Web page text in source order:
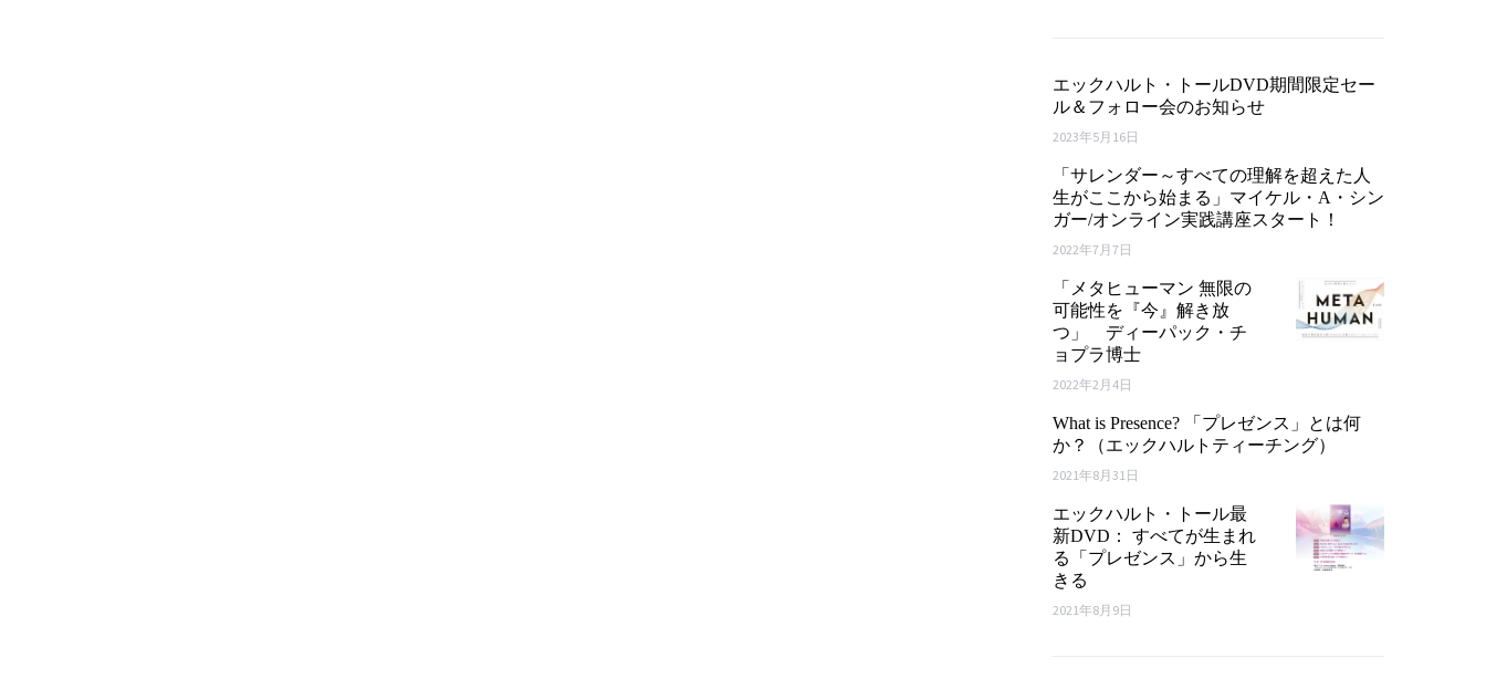
エックハルト・トールDVD期間限定セー
ル＆フォロー会のお知らせ
2023年5月16日
「サレンダー～すべての理解を超えた人
生がここから始まる」マイケル・A・シン
ガー/オンライン実践講座スタート！
2022年7月7日
「メタヒューマン 無限の
可能性を『今』解き放
つ」 ディーパック・チ
ョプラ博士
2022年2月4日
What is Presence? 「プレゼンス」とは何
か？（エックハルトティーチング）
2021年8月31日
エックハルト・トール最
新DVD： すべてが生まれ
る「プレゼンス」から生
きる
2021年8月9日